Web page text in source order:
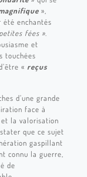
»,
été enchantés
fées ».
et
touchées
« reçus
d’une grande
face à
la valorisation
que ce sujet
gaspillant
connu la guerre,
de